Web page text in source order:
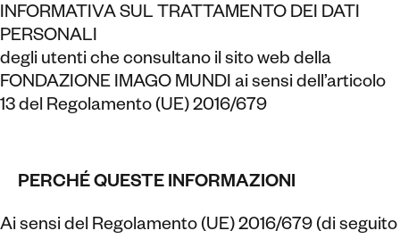
INFORMATIVA SUL TRATTAMENTO DEI DATI
PERSONALI
degli utenti che consultano il sito web della
FONDAZIONE IMAGO MUNDI ai sensi dell’articolo
13 del Regolamento (UE) 2016/679
PERCHÉ QUESTE INFORMAZIONI
Ai sensi del Regolamento (UE) 2016/679 (di seguito